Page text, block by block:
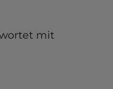
mit